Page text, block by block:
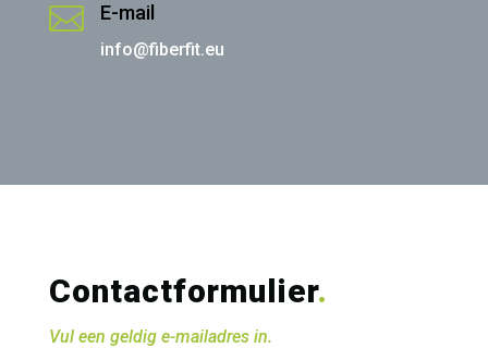
 E-mail
info@fiberfit.eu
Contactformulier.
Vul een geldig e-mailadres in.